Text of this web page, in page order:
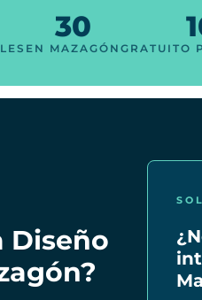
30
EN MAZAGÓN GRATUITO
Diseño